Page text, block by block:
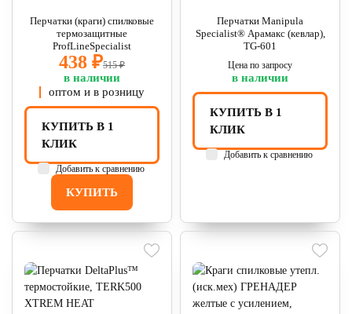
Перчатки (краги) спилковые
термозащитные
ProfLineSpecialist
438 ₽515 ₽
в наличии
оптом и в розницу
КУПИТЬ
КУПИТЬ В 1
КЛИК
Добавить к сравнению
Перчатки Manipula
Specialist® Арамакс (кевлар),
TG-601
Цена по запросу
в наличии
КУПИТЬ В 1
КЛИК
Добавить к сравнению